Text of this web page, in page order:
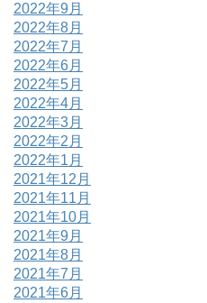
2022年9月
2022年8月
2022年7月
2022年6月
2022年5月
2022年4月
2022年3月
2022年2月
2022年1月
2021年12月
2021年11月
2021年10月
2021年9月
2021年8月
2021年7月
2021年6月